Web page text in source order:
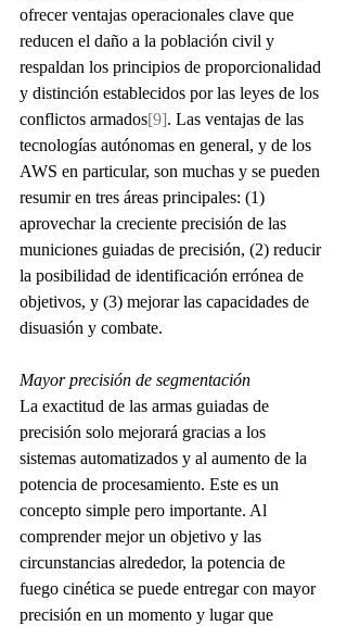
ofrecer ventajas operacionales clave que
reducen el daño a la población civil y
respaldan los principios de proporcionalidad
y distinción establecidos por las leyes de los
conflictos armados[9]. Las ventajas de las
tecnologías autónomas en general, y de los
AWS en particular, son muchas y se pueden
resumir en tres áreas principales: (1)
aprovechar la creciente precisión de las
municiones guiadas de precisión, (2) reducir
la posibilidad de identificación errónea de
objetivos, y (3) mejorar las capacidades de
disuasión y combate.
Mayor precisión de segmentación
La exactitud de las armas guiadas de
precisión solo mejorará gracias a los
sistemas automatizados y al aumento de la
potencia de procesamiento. Este es un
concepto simple pero importante. Al
comprender mejor un objetivo y las
circunstancias alrededor, la potencia de
fuego cinética se puede entregar con mayor
precisión en un momento y lugar que